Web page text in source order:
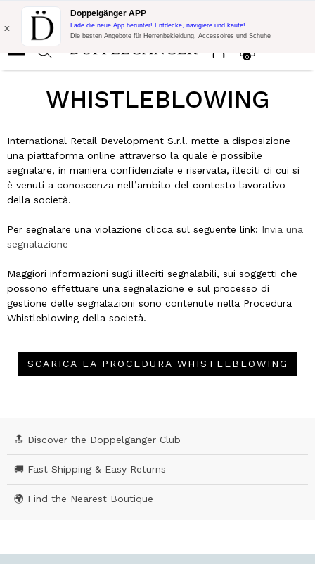
Blitzangebot:
10% Extra-Rabatt auf 300€ Einkauf mit Code:
DOPPEL300
0
x
Doppelgänger APP
Lade die neue App herunter! Entdecke, navigiere und kaufe!
Die besten Angebote für Herrenbekleidung, Accessoires und Schuhe
WHISTLEBLOWING
International Retail Development S.r.l. mette a disposizione
una piattaforma online attraverso la quale è possibile
segnalare, in maniera confidenziale e riservata, illeciti di cui si
è venuti a conoscenza nell’ambito del contesto lavorativo
della società.
Per segnalare una violazione clicca sul seguente link: Invia una
segnalazione
Maggiori informazioni sugli illeciti segnalabili, sui soggetti che
possono effettuare una segnalazione e sul processo di
gestione delle segnalazioni sono contenute nella Procedura
Whistleblowing della società.
SCARICA LA PROCEDURA WHISTLEBLOWING
🔝 Discover the Doppelgänger Club
🚚 Fast Shipping & Easy Returns
🌍 Find the Nearest Boutique